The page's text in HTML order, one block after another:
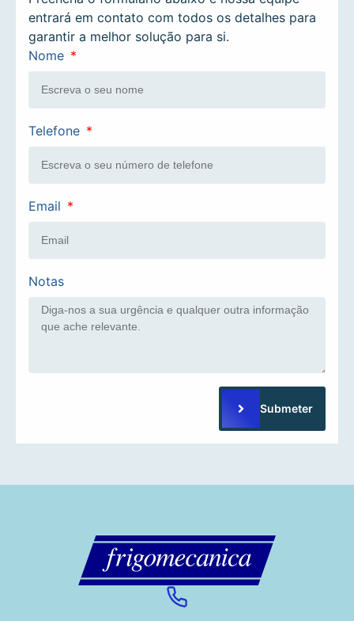
Nome
Telefone
Email
Notas
Submeter
entrará em contato com todos os detalhes para
garantir a melhor solução para si.